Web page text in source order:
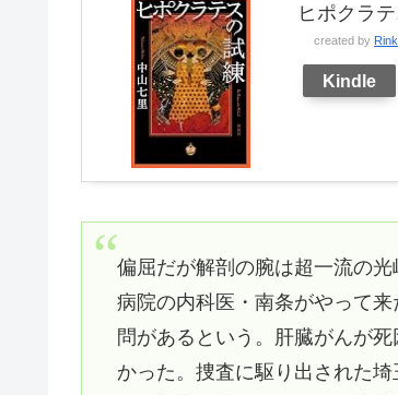
ヒポクラ
created by
Kindle
偏屈だが解剖の腕は超一流の
病院の内科医・南条がやって
問があるという。肝臓がんが
かった。捜査に駆り出された